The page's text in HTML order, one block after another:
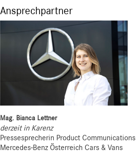
Ansprechpartner
Mag. Bianca Lettner
derzeit in Karenz
Pressesprecherin Product Communications
Mercedes-Benz Österreich Cars & Vans